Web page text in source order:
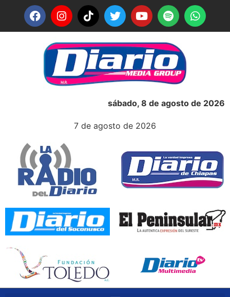
sábado, 8 de agosto de 2026
7 de agosto de 2026